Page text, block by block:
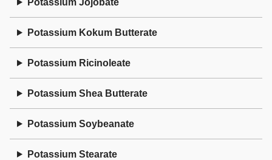
Potassium Kokum Butterate
Potassium Ricinoleate
Potassium Shea Butterate
Potassium Soybeanate
Potassium Stearate